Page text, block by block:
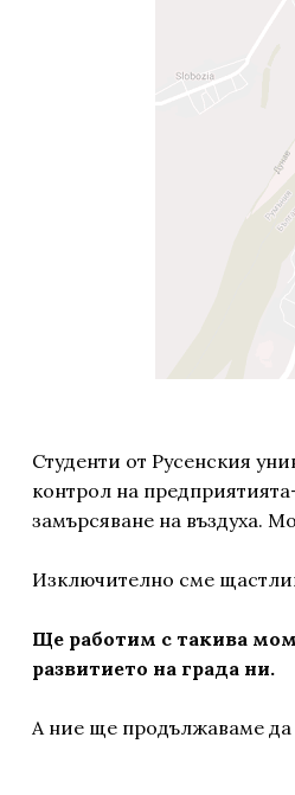
Студенти от Русенския
контрол на
замърсяване на въздуха.
Изключително сме
Ще работим с такива
развитието на града ни.
А ние ще продължаваме да